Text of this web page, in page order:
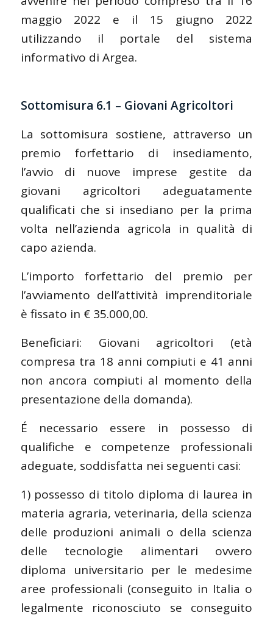
maggio 2022 e il 15 giugno 2022
utilizzando il portale del sistema
informativo di Argea.
Sottomisura 6.1 – Giovani Agricoltori
La sottomisura sostiene, attraverso un
premio forfettario di insediamento,
l’avvio di nuove imprese gestite da
giovani agricoltori adeguatamente
qualificati che si insediano per la prima
volta nell’azienda agricola in qualità di
capo azienda.
L’importo forfettario del premio per
l’avviamento dell’attività imprenditoriale
è fissato in € 35.000,00.
Beneficiari: Giovani agricoltori (età
compresa tra 18 anni compiuti e 41 anni
non ancora compiuti al momento della
presentazione della domanda).
É necessario essere in possesso di
qualifiche e competenze professionali
adeguate, soddisfatta nei seguenti casi:
1) possesso di titolo diploma di laurea in
materia agraria, veterinaria, della scienza
delle produzioni animali o della scienza
delle tecnologie alimentari ovvero
diploma universitario per le medesime
aree professionali (conseguito in Italia o
legalmente riconosciuto se conseguito